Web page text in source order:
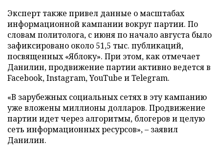
Эксперт также привел данные о масштабах
информационной кампании вокруг партии. По
словам политолога, с июня по начало августа было
зафиксировано около 51,5 тыс. публикаций,
посвященных «Яблоку». При этом, как отмечает
Данилин, продвижение партии активно ведется в
Facebook, Instagram, YouTube и Telegram.
«В зарубежных социальных сетях в эту кампанию
уже вложены миллионы долларов. Продвижение
партии идет через алгоритмы, блогеров и целую
сеть информационных ресурсов», – заявил
Данилин.